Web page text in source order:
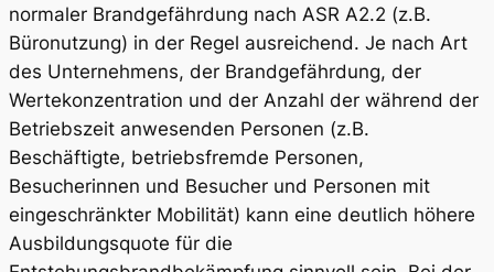
normaler Brandgefährdung nach ASR A2.2 (z.B.
Büronutzung) in der Regel ausreichend. Je nach Art
des Unternehmens, der Brandgefährdung, der
Wertekonzentration und der Anzahl der während der
Betriebszeit anwesenden Personen (z.B.
Beschäftigte, betriebsfremde Personen,
Besucherinnen und Besucher und Personen mit
eingeschränkter Mobilität) kann eine deutlich höhere
Ausbildungsquote für die